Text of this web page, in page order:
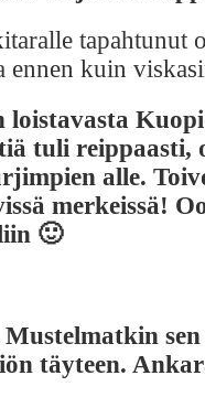
tapahtunut
ennen kuin
loistavasta
tuli reippaasti,
alle.
merkeissä!
🙂
sen
täyteen.